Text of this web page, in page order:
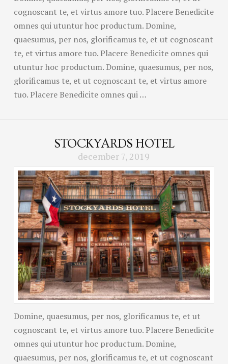
cognoscant te, et virtus amore tuo. Placere Benedicite
omnes qui utuntur hoc productum. Domine,
quaesumus, per nos, glorificamus te, et ut cognoscant
te, et virtus amore tuo. Placere Benedicite omnes qui
utuntur hoc productum. Domine, quaesumus, per nos,
glorificamus te, et ut cognoscant te, et virtus amore
tuo. Placere Benedicite omnes qui …
STOCKYARDS HOTEL
december 7, 2019
Domine, quaesumus, per nos, glorificamus te, et ut
cognoscant te, et virtus amore tuo. Placere Benedicite
omnes qui utuntur hoc productum. Domine,
quaesumus, per nos, glorificamus te, et ut cognoscant